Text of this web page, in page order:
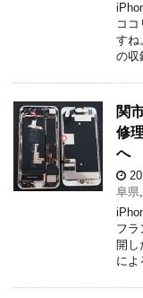
コ
すね
の収
関
修
へ
阜県,
フラ
開し
に